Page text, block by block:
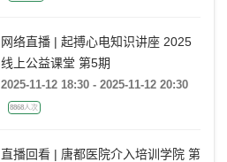
网络直播 | 起搏心电知识讲座 2025
线上公益课堂 第5期
2025-11-12 18:30 - 2025-11-12 20:30
8868人次
直播回看 | 唐都医院介入培训学院 第